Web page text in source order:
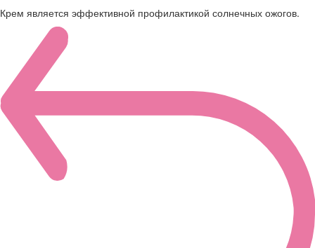
Крем является эффективной профилактикой солнечных ожогов.